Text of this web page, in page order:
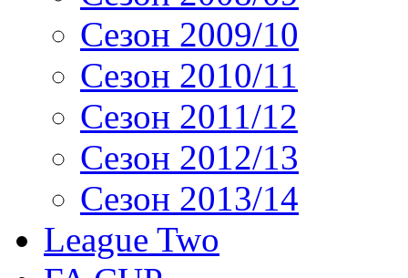
Сезон 2009/10
Сезон 2010/11
Сезон 2011/12
Сезон 2012/13
Сезон 2013/14
League Two